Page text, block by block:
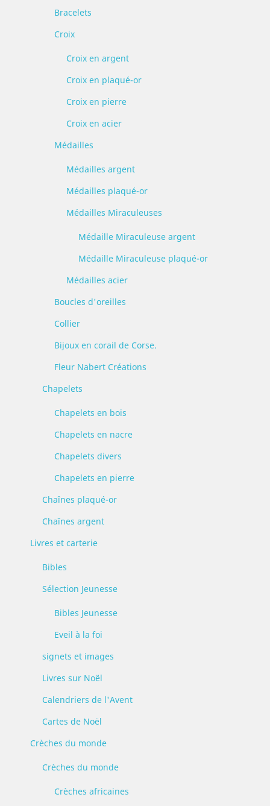
Bracelets
Croix
Croix en argent
Croix en plaqué-or
Croix en pierre
Croix en acier
Médailles
Médailles argent
Médailles plaqué-or
Médailles Miraculeuses
Médaille Miraculeuse argent
Médaille Miraculeuse plaqué-or
Médailles acier
Boucles d'oreilles
Collier
Bijoux en corail de Corse.
Fleur Nabert Créations
Chapelets
Chapelets en bois
Chapelets en nacre
Chapelets divers
Chapelets en pierre
Chaînes plaqué-or
Chaînes argent
Livres et carterie
Bibles
Sélection Jeunesse
Bibles Jeunesse
Eveil à la foi
signets et images
Livres sur Noël
Calendriers de l'Avent
Cartes de Noël
Crèches du monde
Crèches du monde
Crèches africaines